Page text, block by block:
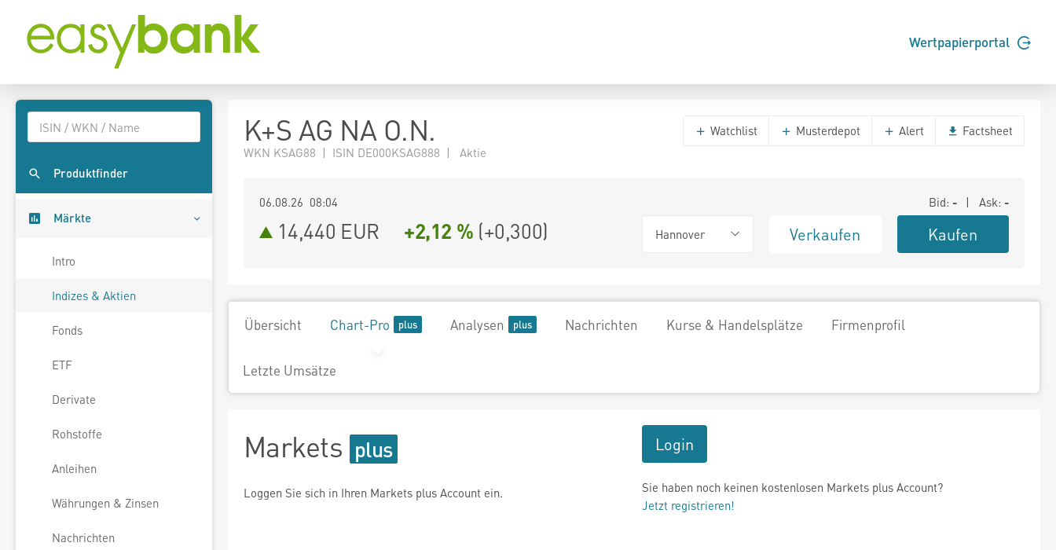
Wertpapierportal
Produktfinder
Märkte
Intro
Indizes & Aktien
Fonds
ETF
Derivate
Rohstoffe
Anleihen
Währungen & Zinsen
Nachrichten
K+S AG NA O.N.
WKN KSAG88 | ISIN DE000KSAG888 | Aktie
Watchlist Musterdepot Alert Factsheet
06.08.26 08:04 Bid: - | Ask: -
14,440 EUR +2,12 % (+0,300) Hannover Verkaufen Kaufen
Übersicht Chart-Pro Analysen Nachrichten Kurse & Handelsplätze Firmenprofil
Letzte Umsätze
Markets
Loggen Sie sich in Ihren Markets plus Account ein.
Login
Sie haben noch keinen kostenlosen Markets plus Account?
Jetzt registrieren!